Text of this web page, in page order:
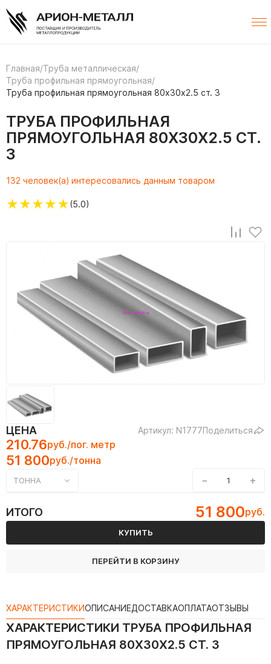
Главная/Труба металлическая/
Труба профильная прямоугольная/
Труба профильная прямоугольная 80х30х2.5 ст. 3
ТРУБА ПРОФИЛЬНАЯ
ПРЯМОУГОЛЬНАЯ 80Х30Х2.5 СТ.
3
132 человек(а) интересовались данным товаром
★★★★★(5.0)
ЦЕНА Артикул: N1777Поделиться
210.76руб./пог. метр
51 800руб./тонна
ТОННА − +
ИТОГО 51 800руб.
КУПИТЬ
ПЕРЕЙТИ В КОРЗИНУ
ХАРАКТЕРИСТИКИОПИСАНИЕДОСТАВКАОПЛАТАОТЗЫВЫ
ХАРАКТЕРИСТИКИ ТРУБА ПРОФИЛЬНАЯ
ПРЯМОУГОЛЬНАЯ 80Х30Х2.5 СТ. 3